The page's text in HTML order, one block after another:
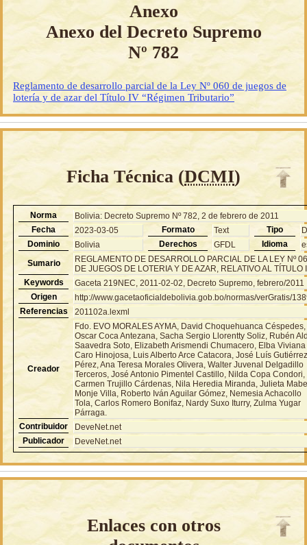
Anexo
Anexo del Decreto Supremo
Nº 782
Reglamento de desarrollo parcial de la Ley Nº 060 de juegos de
lotería y de azar del Título IV “Régimen Tributario”
Ficha Técnica (DCMI)
Norma
Bolivia: Decreto Supremo Nº 782, 2 de febrero de 2011
Fecha
2023-03-05 Formato Text Tipo
Dominio
Bolivia Derechos GFDL Idioma
Sumario
REGLAMENTO DE DESARROLLO PARCIAL DE LA LEY Nº
DE JUEGOS DE LOTERIA Y DE AZAR, RELATIVO AL TÍTULO
Keywords
Gaceta 219NEC, 2011-02-02, Decreto Supremo, febrero/2011
Origen
http://www.gacetaoficialdebolivia.gob.bo/normas/verGratis/
Referencias
201102a.lexml
Creador
Fdo. EVO MORALES AYMA, David Choquehuanca Céspedes,
Oscar Coca Antezana, Sacha Sergio Llorentty Soliz, Rubén
Saavedra Soto, Elizabeth Arismendi Chumacero, Elba Viviana
Caro Hinojosa, Luis Alberto Arce Catacora, José Luís
Pérez, Ana Teresa Morales Olivera, Walter Juvenal Delgadillo
Terceros, José Antonio Pimentel Castillo, Nilda Copa Condori,
Carmen Trujillo Cárdenas, Nila Heredia Miranda, Julieta
Monje Villa, Roberto Iván Aguilar Gómez, Nemesia Achacollo
Tola, Carlos Romero Bonifaz, Nardy Suxo Iturry, Zulma Yugar
Párraga.
Contribuidor
DeveNet.net
Publicador
DeveNet.net
Enlaces con otros